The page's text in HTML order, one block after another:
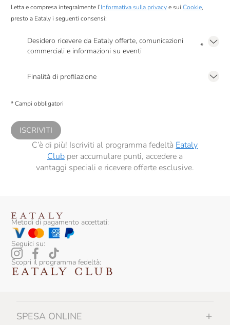
Letta e compresa integralmente l’Informativa sulla privacye sui Cookie,
presto a Eataly i seguenti consensi:
Desidero ricevere da Eataly offerte, comunicazioni
commerciali e informazioni su eventi
*
Finalità di profilazione
comunicazioni commerciali personalizzate, in caso di consenso prestato ai
* Campi obbligatori
ISCRIVITI
C’è di più! Iscriviti al programma fedeltà Eataly
Clubper accumulare punti, accedere a
vantaggi speciali e ricevere offerte esclusive.
Metodi di pagamento accettati:
Seguici su:
Scopri il programma fedeltà:
SPESA ONLINE